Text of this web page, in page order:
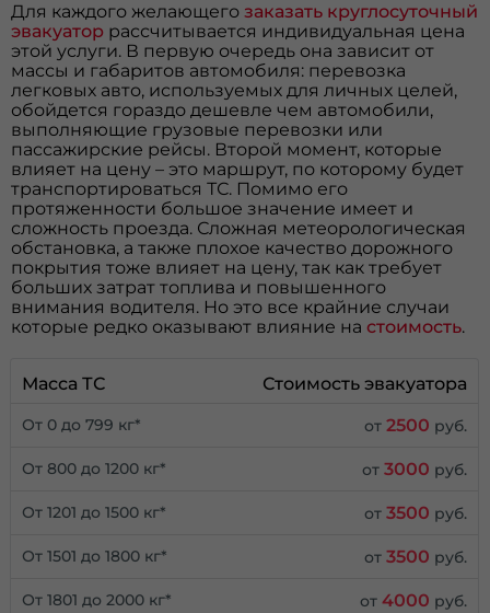
Для каждого желающегозаказать круглосуточный
эвакуатор рассчитывается индивидуальная цена
этой услуги. В первую очередь она зависит от
массы и габаритов автомобиля: перевозка
легковых авто, используемых для личных целей,
обойдется гораздо дешевле чем автомобили,
выполняющие грузовые перевозки или
пассажирские рейсы. Второй момент, которые
влияет на цену – это маршрут, по которому будет
транспортироваться ТС. Помимо его
протяженности большое значение имеет и
сложность проезда. Сложная метеорологическая
обстановка, а также плохое качество дорожного
покрытия тоже влияет на цену, так как требует
больших затрат топлива и повышенного
внимания водителя. Но это все крайние случаи
которые редко оказывают влияние настоимость.
Масса ТС Стоимость эвакуатора
От 0 до 799 кг* от2500 руб.
От 800 до 1200 кг* от3000 руб.
От 1201 до 1500 кг* от3500 руб.
От 1501 до 1800 кг* от3500 руб.
От 1801 до 2000 кг* от4000 руб.